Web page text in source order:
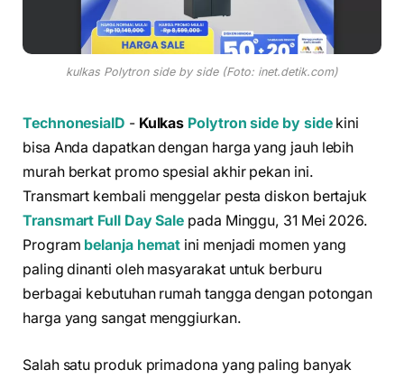
kulkas Polytron side by side (Foto: inet.detik.com)
TechnonesiaID - Kulkas Polytron side by sidekini
bisa Anda dapatkan dengan harga yang jauh lebih
murah berkat promo spesial akhir pekan ini.
Transmart kembali menggelar pesta diskon bertajuk
Transmart Full Day Sale pada Minggu, 31 Mei 2026.
Program belanja hemat ini menjadi momen yang
paling dinanti oleh masyarakat untuk berburu
berbagai kebutuhan rumah tangga dengan potongan
harga yang sangat menggiurkan.
Salah satu produk primadona yang paling banyak